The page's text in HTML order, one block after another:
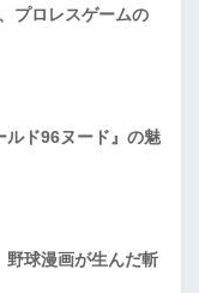
プロレスゲームの
ルド96ヌード』の魅
野球漫画が生んだ斬